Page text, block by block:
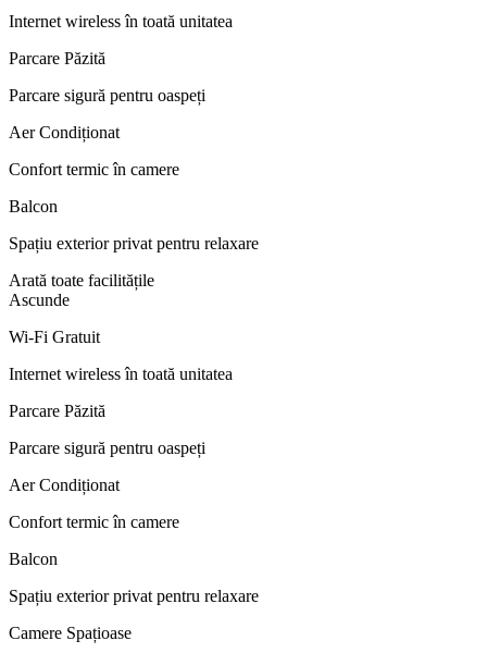
Internet wireless în toată unitatea
Parcare Păzită
Parcare sigură pentru oaspeți
Aer Condiționat
Confort termic în camere
Balcon
Spațiu exterior privat pentru relaxare
Arată toate facilitățile
Ascunde
Wi-Fi Gratuit
Internet wireless în toată unitatea
Parcare Păzită
Parcare sigură pentru oaspeți
Aer Condiționat
Confort termic în camere
Balcon
Spațiu exterior privat pentru relaxare
Camere Spațioase